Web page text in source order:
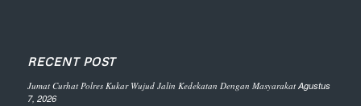
RECENT POST
Jumat Curhat Polres Kukar Wujud Jalin Kedekatan Dengan Masyarakat Agustus
7, 2026